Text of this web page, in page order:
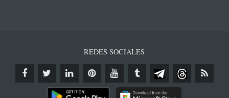
REDES SOCIALES